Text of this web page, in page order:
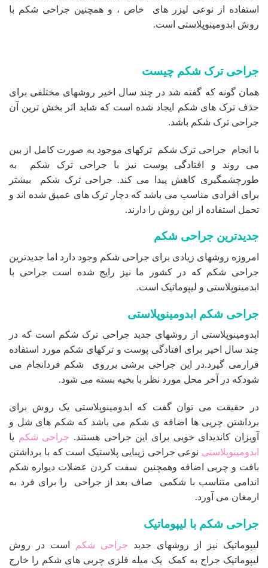
استفاده از نوعی لیزر های خاص ، و همچنین جراحی شکم با
روش ابدومینوپلاستی است.
جراحی ترک شکم چیست
همان گونه که گفته شد در چند سال اخیر روشهای مختلفی برای
حذف ترک های شکم ایجاد شده است که شاید اثر بخش ترین آن
جراحی ترک شکم باشد.
با انجام جراحی ترک شکم ترکهای موجود به صورت کامل از بین
می روند و افتادگی پوست نیز با جراحی ترک شکم به
طورچشمگیری کاهش پیدا می کند. جراحی ترک شکم بیشتر
برای افرادی مناسب می باشد که دچار ترک های عمیق شده اند و
تحمل استفاده از این روش را دارند.
جدیدترین جراحی شکم
امروزه روشهای زیادی برای جراحی شکم وجود دارد اما جدیدترین
جراحی شکم که در کشور ما نیز رایج شده است جراحی با
ابدمینوپلاستی و لیپوماتیک است.
جراحی شکم ابدومینوپلاستی
ابدومینوپلاستی از روشهای جدید جراحی ترک شکم است که در
چند سال اخیر برای افتادگی پوست و ترکهای شکم مورد استفاده
قرارمی گیرد.در این جراحی برشی برروی شکم فردانجام می
شودکه در آخر محل مورد نظر با بخیه بسته می شود.
در حقیقت می توان گفت که ابدومینوپلاستی یک روش برای
برداشتن چریی ها اضافه ی شکم می باشد که شکم های شل و
آویزان کاندیدای خوبی برای این جراحی هستند. جراحی شکم
یا
ابدومینوپلاستی نوعی جراحی زیبایی پلاستیک است که با برداشتن
بافت و چربی اضافه وهمچنین سفت کردن عضلات دیواره شکم
اندامی متناسب با شکمی صاف بعد از جراحی را برای فرد به
ارمغان می آورد.
جراحی شکم با لیپوماتیک
لیپوماتیک نیز از روشهای جدید جراحی شکم
است در روش
لیپوماتیک جراح به کمک یک میله فلزی چربی های شکم را خارج